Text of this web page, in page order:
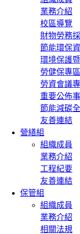
業務介紹
校區導覽
財物勞務
節能環保
環境保護
勞健保專區
勞資會議
重要公佈
節能減碳
友善連結
營繕組
組織成員
業務介紹
工程紀要
友善連結
保管組
組織成員
業務介紹
相關法規